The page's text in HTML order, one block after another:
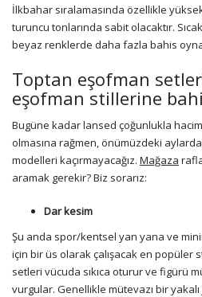
İlkbahar sıralamasında özellikle
turuncu tonlarında sabit olacaktır.
beyaz renklerde daha fazla bahis
Toptan eşofman
eşofman stillerine
Bugüne kadar lansed çoğunlukla
olmasına rağmen, önümüzdeki
modelleri kaçırmayacağız. Mağaza
aramak gerekir? Biz sorarız:
Dar kesim
Şu anda spor/kentsel yan yana ve
için bir üs olarak çalışacak en popüler
setleri vücuda sıkıca oturur ve figürü
vurgular. Genellikle mütevazı bir